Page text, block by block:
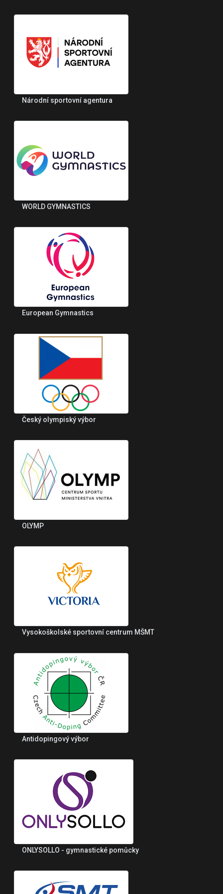
Národní sportovní agentura
WORLD GYMNASTICS
European Gymnastics
Český olympiský výbor
OLYMP
Vysokoškolské sportovní centrum MŠMT
Antidopingový výbor
ONLYSOLLO - gymnastické pomůcky